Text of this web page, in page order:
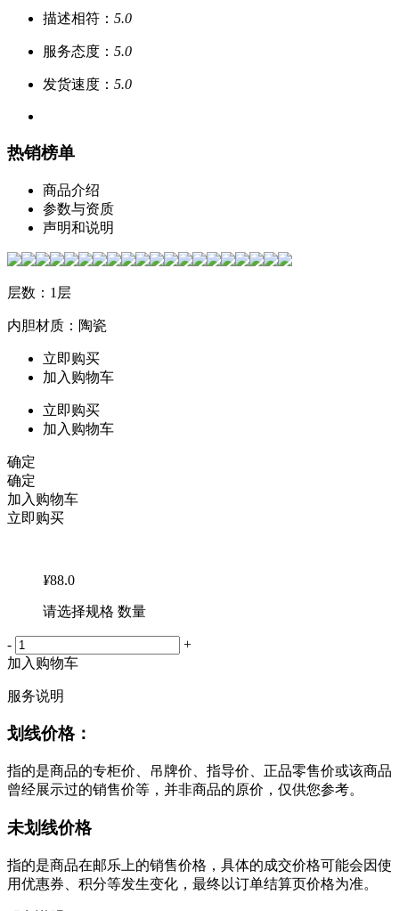
描述相符： 5.0
服务态度： 5.0
发货速度： 5.0
热销榜单
商品介绍
参数与资质
声明和说明
层数：1层
内胆材质：陶瓷
立即购买
加入购物车
立即购买
加入购物车
确定
确定
加入购物车
立即购买
¥88.0
请选择规格 数量
-
+
加入购物车
服务说明
划线价格：
指的是商品的专柜价、吊牌价、指导价、正品零售价或该商品
曾经展示过的销售价等，并非商品的原价，仅供您参考。
未划线价格
指的是商品在邮乐上的销售价格，具体的成交价格可能会因使
用优惠券、积分等发生变化，最终以订单结算页价格为准。